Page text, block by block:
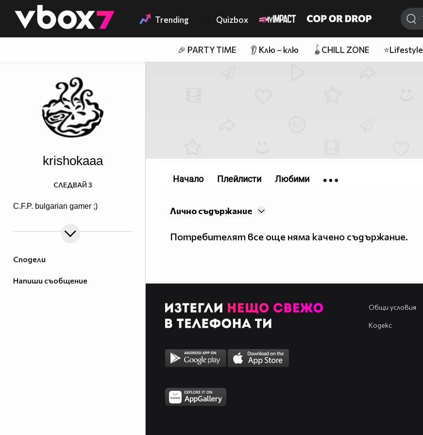
👾 Trending Quizbox
🎉 PARTY TIME 👂 Клю – клю 🪀CHILL ZONE ⭐Lifestyle
Сподели
Напиши съобщение
krishokaaa
C.F.P. bulgarian gamer ;)
СЛЕДВАЙ 3
Лично съдържание
Потребителят все още няма качено съдържание.
Начало Плейлисти Любими
Общи условия
Кодекс